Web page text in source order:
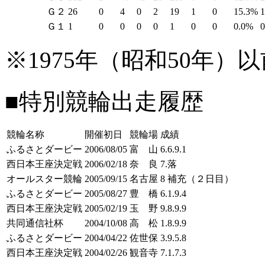
Ｇ２ 26 0 4 0 2 19 1 0 15.3%
Ｇ１
1 0 0 0 0 1 0 0 0.0%
※1975年（昭和50年）
■特別競輪出走履歴
競輪名称 開催初日 競輪場 成績
ふるさとダービー 2006/08/05 富 山 6.6.9.1
西日本王座決定戦 2006/02/18 奈 良 7.落
オールスター競輪 2005/09/15 名古屋 8 補充（２日目）
ふるさとダービー 2005/08/27 豊 橋 6.1.9.4
西日本王座決定戦 2005/02/19 玉 野 9.8.9.9
共同通信社杯
2004/10/08 高 松 1.8.9.9
ふるさとダービー 2004/04/22 佐世保 3.9.5.8
西日本王座決定戦 2004/02/26 観音寺 7.1.7.3